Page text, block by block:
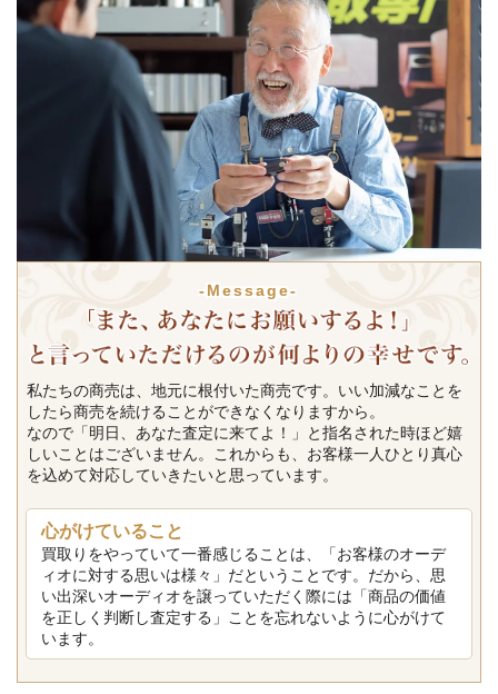
-Message-
私たちの商売は、地元に根付いた商売です。いい加減なことを
したら商売を続けることができなくなりますから。
なので「明日、あなた査定に来てよ！」と指名された時ほど嬉
しいことはございません。これからも、お客様一人ひとり真心
を込めて対応していきたいと思っています。
心がけていること
買取りをやっていて一番感じることは、「お客様のオーデ
ィオに対する思いは様々」だということです。だから、思
い出深いオーディオを譲っていただく際には「商品の価値
を正しく判断し査定する」ことを忘れないように心がけて
います。